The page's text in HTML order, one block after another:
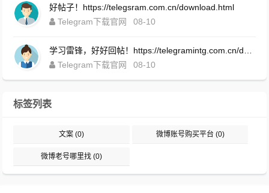
好帖子！https://telegsram.com.cn/download.html
Telegram下载官网
08-10
Telegram下载官网
08-10
标签列表
文案 (0) 微博账号购买平台 (0)
微博老号哪里找 (0)